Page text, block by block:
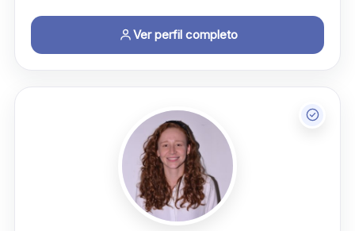
Ver perfil completo